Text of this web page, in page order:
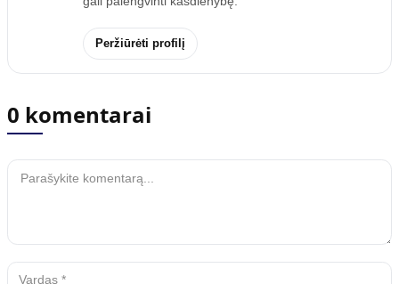
Peržiūrėti profilį
0 komentarai